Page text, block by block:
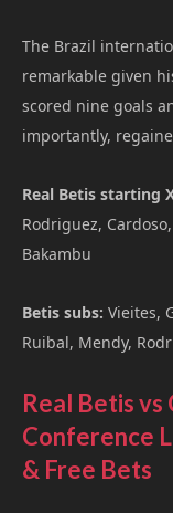
The Brazil
remarkable given
scored nine goals
importantly,
Real Betis starting
Rodriguez,
Bakambu
Betis subs: Vieites,
Ruibal, Mendy,
Real Betis vs
Conference
& Free Bets